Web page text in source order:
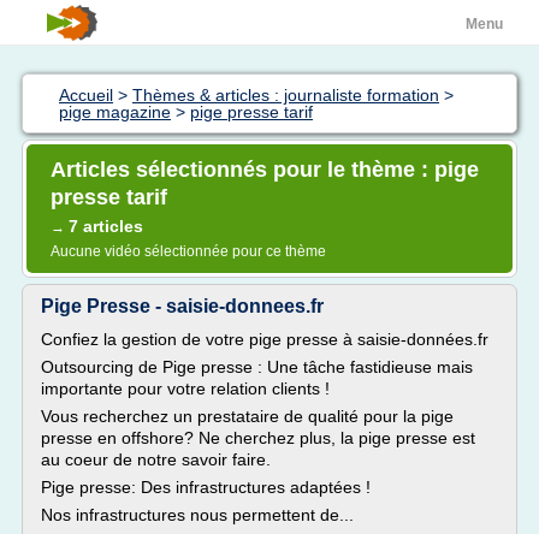
Menu
Accueil > Thèmes & articles : journaliste formation >
pige magazine > pige presse tarif
Articles sélectionnés pour le thème : pige
presse tarif
→ 7 articles
Aucune vidéo sélectionnée pour ce thème
Pige Presse - saisie-donnees.fr
Confiez la gestion de votre pige presse à saisie-données.fr
Outsourcing de Pige presse : Une tâche fastidieuse mais
importante pour votre relation clients !
Vous recherchez un prestataire de qualité pour la pige
presse en offshore? Ne cherchez plus, la pige presse est
au coeur de notre savoir faire.
Pige presse: Des infrastructures adaptées !
Nos infrastructures nous permettent de...